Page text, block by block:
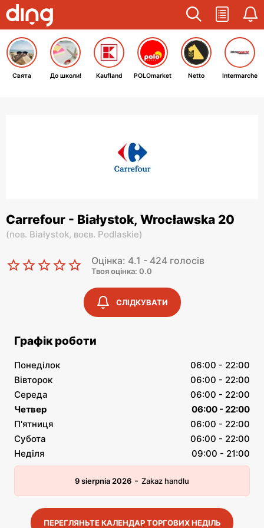
Свята До школи! Kaufland POLOmarket Netto Intermarche
Carrefour - Białystok, Wrocławska 20
(пов. Białystok, воєв. Podlaskie)
Оцінка: 4.1 - 424 голосів
Твоя оцінка: 0.0
СЛІДКУВАТИ
Графік роботи
Понеділок
06:00 - 22:00
Вівторок
06:00 - 22:00
Середа
06:00 - 22:00
Четвер
06:00 - 22:00
П'ятниця
06:00 - 22:00
Субота
06:00 - 22:00
Неділя
09:00 - 21:00
9 sierpnia 2026 - Zakaz handlu
ПЕРЕГЛЯНЬТЕ КАЛЕНДАР ТОРГОВИХ НЕДІЛЬ